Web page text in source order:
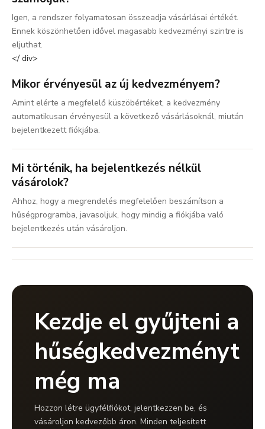
Igen, a rendszer folyamatosan összeadja vásárlásai értékét.
Ennek köszönhetően idővel magasabb kedvezményi szintre is
eljuthat.
</ div>
Mikor érvényesül az új kedvezményem?
Amint elérte a megfelelő küszöbértéket, a kedvezmény
automatikusan érvényesül a következő vásárlásoknál, miután
bejelentkezett fiókjába.
Mi történik, ha bejelentkezés nélkül
vásárolok?
Ahhoz, hogy a megrendelés megfelelően beszámítson a
hűségprogramba, javasoljuk, hogy mindig a fiókjába való
bejelentkezés után vásároljon.
Kezdje el gyűjteni a
hűségkedvezményt
még ma
Hozzon létre ügyfélfiókot, jelentkezzen be, és
vásároljon kedvezőbb áron. Minden teljesített